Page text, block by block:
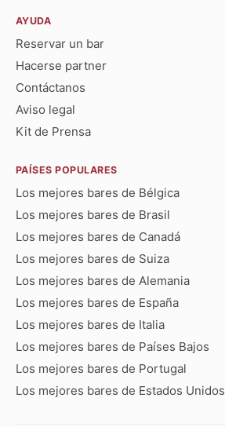
AYUDA
Reservar un bar
Hacerse partner
Contáctanos
Aviso legal
Kit de Prensa
PAÍSES POPULARES
Los mejores bares de Bélgica
Los mejores bares de Brasil
Los mejores bares de Canadá
Los mejores bares de Suiza
Los mejores bares de Alemania
Los mejores bares de España
Los mejores bares de Italia
Los mejores bares de Países Bajos
Los mejores bares de Portugal
Los mejores bares de Estados Unidos